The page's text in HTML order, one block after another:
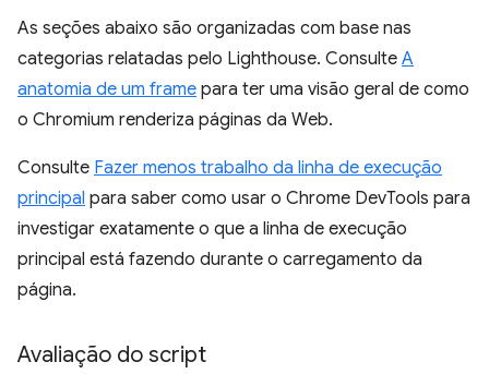
As seções abaixo são organizadas com base nas
categorias relatadas pelo Lighthouse. Consulte A
anatomia de um frame para ter uma visão geral de como
o Chromium renderiza páginas da Web.
Consulte Fazer menos trabalho da linha de execução
principal para saber como usar o Chrome DevTools para
investigar exatamente o que a linha de execução
principal está fazendo durante o carregamento da
página.
Avaliação do script